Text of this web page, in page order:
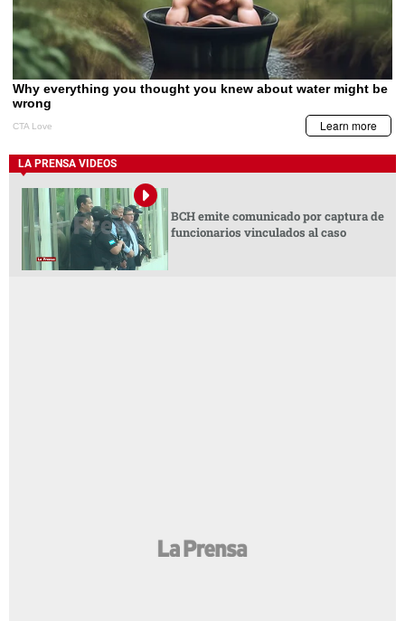
LA PRENSA VIDEOS
BCH emite comunicado por captura de
funcionarios vinculados al caso